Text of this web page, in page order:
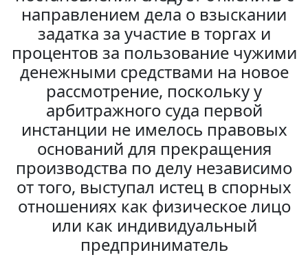
направлением дела о взыскании
задатка за участие в торгах и
процентов за пользование чужими
денежными средствами на новое
рассмотрение, поскольку у
арбитражного суда первой
инстанции не имелось правовых
оснований для прекращения
производства по делу независимо
от того, выступал истец в спорных
отношениях как физическое лицо
или как индивидуальный
предприниматель